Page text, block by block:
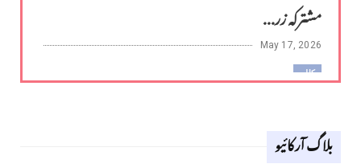
مشترکہ زر...
May 17, 2026
کالم
Apr 18, 2026
بلاگ آرکائیو